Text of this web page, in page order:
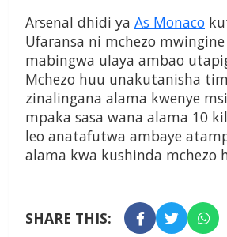
Arsenal dhidi ya As Monaco
Ufaransa ni mchezo
mabingwa ulaya ambao
Mchezo huu unakutanisha
zinalingana alama kwenye
mpaka sasa wana alama 10
leo anatafutwa ambaye
alama kwa kushinda mchezo
SHARE THIS: